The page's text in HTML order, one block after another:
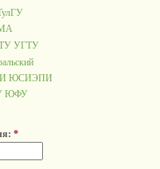
УГТУ
ЮСИЭПИ
ЮФУ
*